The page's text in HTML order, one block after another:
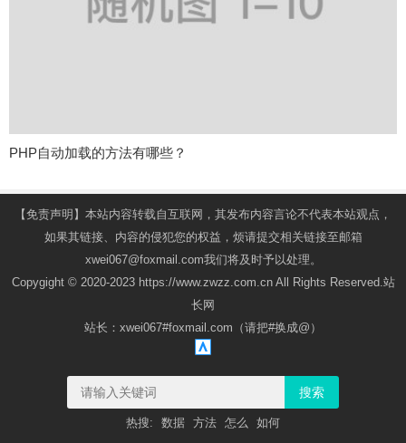
PHP自动加载的方法有哪些？
【免责声明】本站内容转载自互联网，其发布内容言论不代表本站观点，
如果其链接、内容的侵犯您的权益，烦请提交相关链接至邮箱
xwei067@foxmail.com我们将及时予以处理。
Copygight © 2020-2023 https://www.zwzz.com.cn All Rights Reserved.站
长网
站长：xwei067#foxmail.com（请把#换成@）
搜索
热搜: 数据 方法 怎么 如何